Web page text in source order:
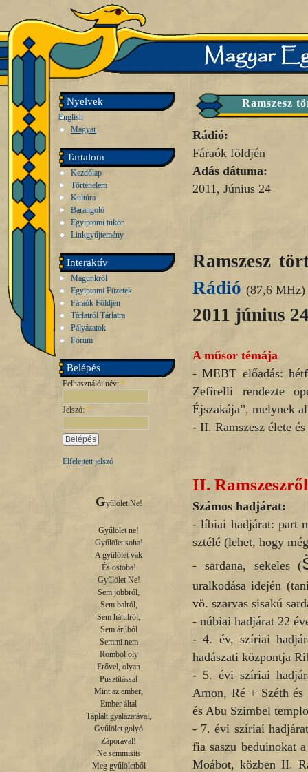
Nyelvek
English
Magyar
Tartalom
Kezdőlap
Történelem
Kultúra
Barangoló
Egyiptomi tükör
Linkgyűjtemény
Interaktív
Magunkról
Egyiptomi Füzetek
Fáraók Földjén
Tárlatról Tárlatra
Pályázatok
Fórum
Belépés
Felhasználói név: *
Jelszó: *
Elfelejtett jelszó
Gyűlölet Ne!
Gyűlölet ne!
Gyűlölet soha!
A gyűlölet vak
És ostoba!
Gyűlölet Ne!
Sem jobbról,
Sem balról,
Sem hátulról,
Sem árúból
Semmi nem
Rombol oly
Erővel, olyan
Pusztítással
Mint az ember,
Ember által
Táplált gyalázatával,
Gyűlölet golyó
Záporával!
Ne semmisíts
Meg gyűlöletből
Ramszesz
Rádió:
Fáraók földjén
Adás dátuma:
2011, Június 24
Ramszesz
Rádió (87,6 MHz)
2011 június
A műsor témája
- MEBT előadás:
Zefirelli rendezte
Éjszakája”, melynek
- II. Ramszesz élete
II.
Számos hadjárat:
- líbiai hadjárat: part
sztélé (lehet, hogy
- sardana, sekeles (
uralkodása idején
vö. szarvas sisakú
- núbiai hadjárat 22
- 4. év, szíriai
hadászati központja
- 5. évi szíriai
Amon, Ré + Széth és
és Abu Szimbel
- 7. évi szíriai hadjárat
fia saszu beduinokat
Moábot, közben II.